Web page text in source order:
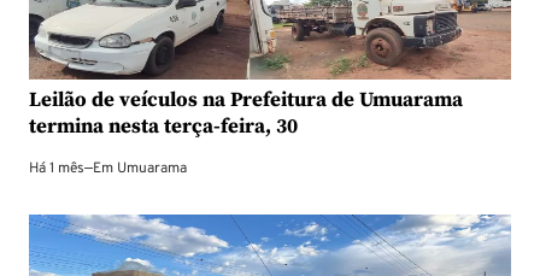
Leilão de veículos na Prefeitura de Umuarama
termina nesta terça-feira, 30
Há 1 mês—Em Umuarama